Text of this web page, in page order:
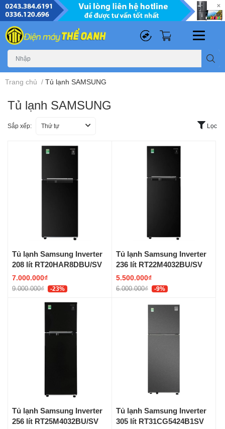
Trang chủ / Tủ lạnh SAMSUNG
Tủ lạnh SAMSUNG
Sắp xếp: Thứ tự Lọc
Tủ lạnh Samsung Inverter
208 lít RT20HAR8DBU/SV
7.000.000₫
9.000.000₫ -23%
Tủ lạnh Samsung Inverter
236 lít RT22M4032BU/SV
5.500.000₫
6.000.000₫ -9%
Tủ lạnh Samsung Inverter
256 lít RT25M4032BU/SV
Tủ lạnh Samsung Inverter
305 lít RT31CG5424B1SV